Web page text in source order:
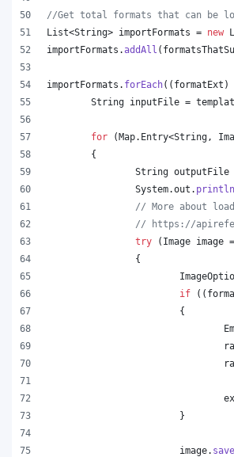
//Get total formats that can be
List<String> importFormats = new
importFormats .addAll (
importFormats . forEach(( formatExt )
String inputFile =
for (Map. Entry<String ,
	{
String outputFile
System.out . println
// More about
// https://
try ( Image image =
		{
if ((
			{
			}
image. save